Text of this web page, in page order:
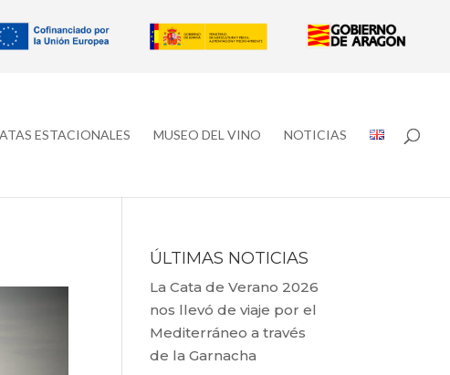
ESTACIONALES MUSEO DEL VINO NOTICIAS
ÚLTIMAS NOTICIAS
La Cata de Verano 2026
nos llevó de viaje por el
Mediterráneo a través
de la Garnacha